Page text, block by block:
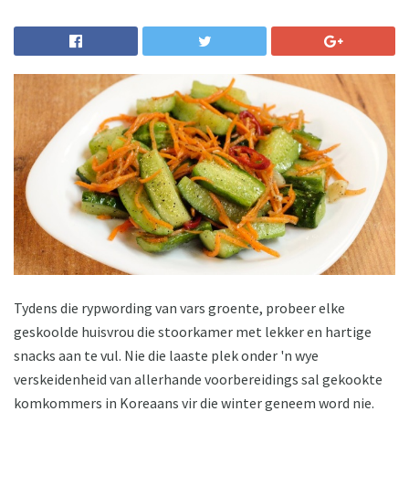
Tydens die rypwording van vars groente, probeer elke
geskoolde huisvrou die stoorkamer met lekker en hartige
snacks aan te vul. Nie die laaste plek onder 'n wye
verskeidenheid van allerhande voorbereidings sal gekookte
komkommers in Koreaans vir die winter geneem word nie.